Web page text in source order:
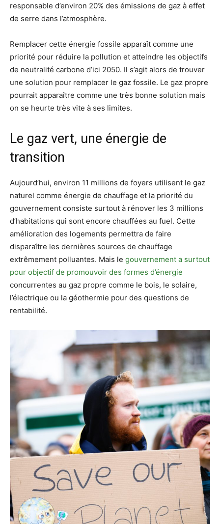
responsable d’environ 20% des émissions de gaz à effet
de serre dans l’atmosphère.
Remplacer cette énergie fossile apparaît comme une
priorité pour réduire la pollution et atteindre les objectifs
de neutralité carbone d’ici 2050. Il s’agit alors de trouver
une solution pour remplacer le gaz fossile. Le gaz propre
pourrait apparaître comme une très bonne solution mais
on se heurte très vite à ses limites.
Le gaz vert, une énergie de
transition
Aujourd’hui, environ 11 millions de foyers utilisent le gaz
naturel comme énergie de chauffage et la priorité du
gouvernement consiste surtout à rénover les 3 millions
d’habitations qui sont encore chauffées au fuel. Cette
amélioration des logements permettra de faire
disparaître les dernières sources de chauffage
extrêmement polluantes. Mais le gouvernement a surtout
pour objectif de promouvoir des formes d’énergie
concurrentes au gaz propre comme le bois, le solaire,
l’électrique ou la géothermie pour des questions de
rentabilité.